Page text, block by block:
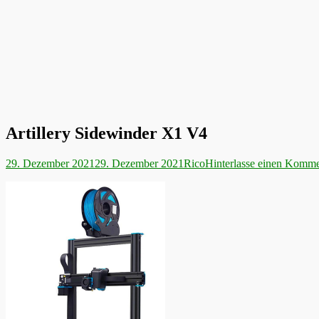
Artillery Sidewinder X1 V4
Veröffentlicht
29. Dezember 2021 29. Dezember 2021Autor
RicoHinterlasse einen